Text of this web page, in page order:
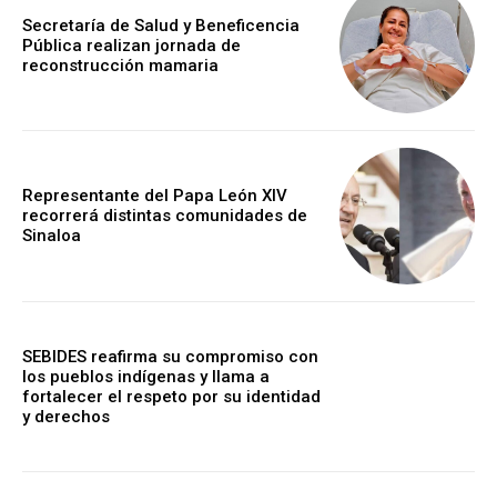
Secretaría de Salud y Beneficencia
Pública realizan jornada de
reconstrucción mamaria
Representante del Papa León XIV
recorrerá distintas comunidades de
Sinaloa
SEBIDES reafirma su compromiso con
los pueblos indígenas y llama a
fortalecer el respeto por su identidad
y derechos